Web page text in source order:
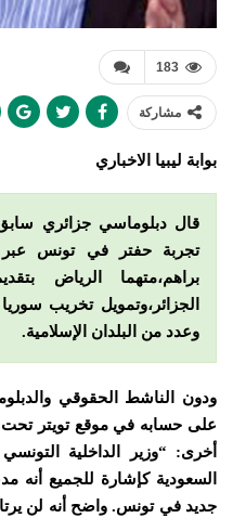
183
مشاركة
بوابة ليبيا الاخباري
قال دبلوماسي جزائري
تجربة حفتر في تونس عبر
براهم،متهما الرياض
الجزائر،وتمويل تخريب
وعدد من البلدان الإسلامية.
ودون الناشط الحقوقي
على حسابه في موقع تويتر تحت
أخرى: “وزير الداخلية
السعودية كإشارة للجميع أنه
جديد في تونس. واضح أنه لن